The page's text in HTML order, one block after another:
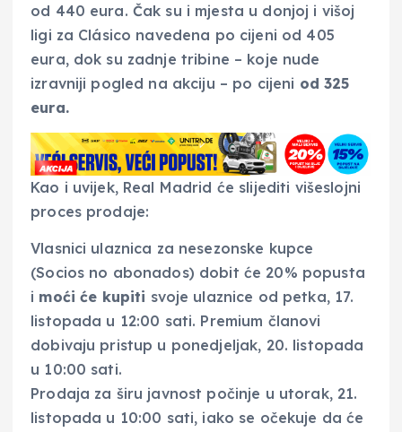
od 440 eura. Čak su i mjesta u donjoj i višoj
ligi za Clásico navedena po cijeni od 405
eura, dok su zadnje tribine – koje nude
izravniji pogled na akciju – po cijeni od 325
eura.
Kao i uvijek, Real Madrid će slijediti višeslojni
proces prodaje:
Vlasnici ulaznica za nesezonske kupce
(Socios no abonados) dobit će 20% popusta
i moći će kupiti svoje ulaznice od petka, 17.
listopada u 12:00 sati. Premium članovi
dobivaju pristup u ponedjeljak, 20. listopada
u 10:00 sati.
Prodaja za širu javnost počinje u utorak, 21.
listopada u 10:00 sati, iako se očekuje da će